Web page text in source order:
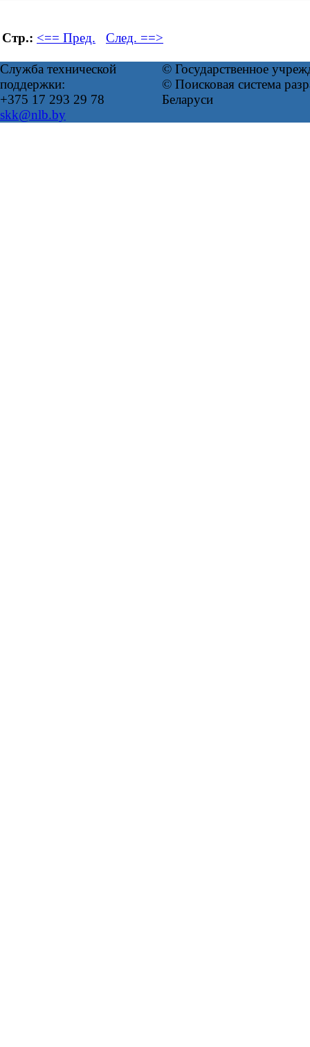
Стр.: <== Пред. След. ==>
Служба технической
поддержки:
+375 17 293 29 78
skk@nlb.by
© Государственное
© Поисковая система
Беларуси